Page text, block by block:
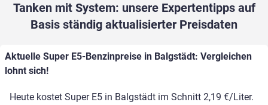
Tanken mit System: unsere Expertentipps auf
Basis ständig aktualisierter Preisdaten
Aktuelle Super E5-Benzinpreise in Balgstädt: Vergleichen
lohnt sich!
Heute kostet Super E5 in Balgstädt im Schnitt 2,19 €/Liter.